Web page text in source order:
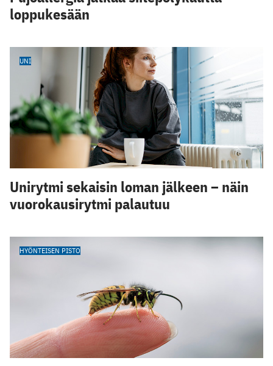
loppukesään
UNI
Unirytmi sekaisin loman jälkeen – näin
vuorokausirytmi palautuu
HYÖNTEISEN PISTO